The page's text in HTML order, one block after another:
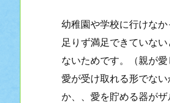
幼稚園や学校に行けな
足りず満足できていな
ないためです。（親が
愛が受け取れる形でな
か、、愛を貯める器が